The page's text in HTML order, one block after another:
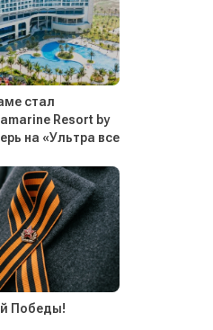
стал
Resort by
на «Ультра все
Победы!